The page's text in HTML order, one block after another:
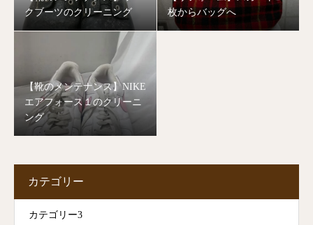
クブーツのクリーニング
枚からバッグへ
【靴のメンテナンス】NIKE
エアフォース１のクリーニ
ング
カテゴリー
カテゴリー3